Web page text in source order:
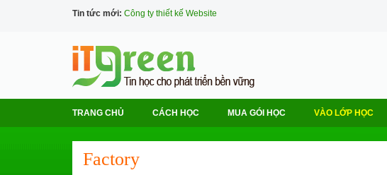
Tin tức mới: Công ty thiết kế Website
TRANG CHỦ CÁCH HỌC MUA GÓI HỌC VÀO LỚP HỌC
Factory